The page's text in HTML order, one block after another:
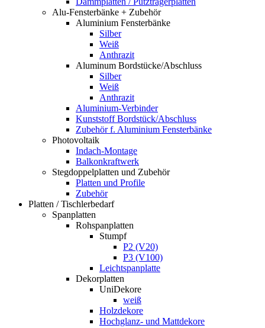
Alu-Fensterbänke + Zubehör
Aluminium Fensterbänke
Silber
Weiß
Anthrazit
Aluminum Bordstücke/Abschluss
Silber
Weiß
Anthrazit
Aluminium-Verbinder
Kunststoff Bordstück/Abschluss
Zubehör f. Aluminium Fensterbänke
Photovoltaik
Indach-Montage
Balkonkraftwerk
Stegdoppelplatten und Zubehör
Platten und Profile
Zubehör
Platten / Tischlerbedarf
Spanplatten
Rohspanplatten
Stumpf
P2 (V20)
P3 (V100)
Leichtspanplatte
Dekorplatten
UniDekore
weiß
Holzdekore
Hochglanz- und Mattdekore